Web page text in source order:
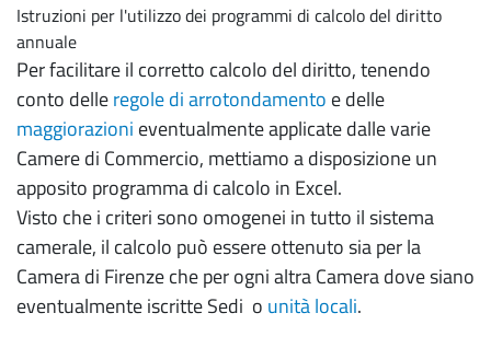
Istruzioni per l'utilizzo dei programmi di calcolo del diritto
annuale
Per facilitare il corretto calcolo del diritto, tenendo
conto delleregole di arrotondamento e delle
maggiorazioni eventualmente applicate dalle varie
Camere di Commercio, mettiamo a disposizione un
apposito programma di calcolo in Excel.
Visto che i criteri sono omogenei in tutto il sistema
camerale, il calcolo può essere ottenuto sia per la
Camera di Firenze che per ogni altra Camera dove siano
eventualmente iscritte Sedi o unità locali.